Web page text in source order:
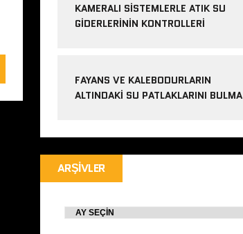
KAMERALI SISTEMLERLE ATIK SU
GIDERLERININ KONTROLLERI
FAYANS VE KALEBODURLARIN
ALTINDAKI SU PATLAKLARINI BULMA
ARŞIVLER